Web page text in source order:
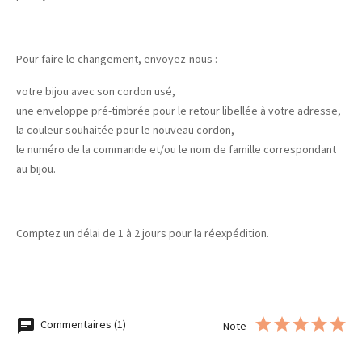
Pour faire le changement, envoyez-nous :
votre bijou avec son cordon usé,
une enveloppe pré-timbrée pour le retour libellée à votre adresse,
la couleur souhaitée pour le nouveau cordon,
le numéro de la commande et/ou le nom de famille correspondant
au bijou.
Comptez un délai de 1 à 2 jours pour la réexpédition.
Commentaires (1) Note